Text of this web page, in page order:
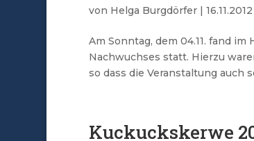
von Helga Burgdörfer| 16.11.2012
Am Sonntag, dem 04.11. fand
Nachwuchses statt. Hierzu
so dass die Veranstaltung auch
Kuckuckskerwe